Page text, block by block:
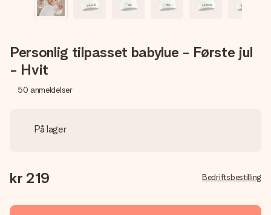
Personlig tilpasset babylue - Første jul
- Hvit
50 anmeldelser
På lager
kr 219 Bedriftsbestilling